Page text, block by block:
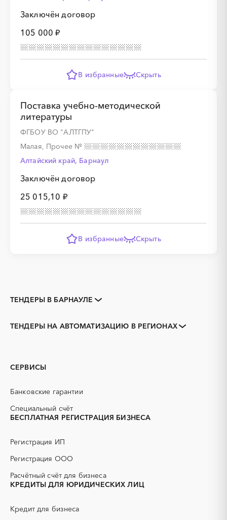
Заключён договор
105 000 ₽
В избранные Скрыть
Поставка учебно-методической
литературы
ФГБОУ ВО "АЛТГПУ"
Малая, Прочее №
Алтайский край, Барнаул
Заключён договор
25 015,10 ₽
В избранные Скрыть
ТЕНДЕРЫ В БАРНАУЛЕ
Тендеры заводов
1С
PR
АЭС
активные добавки)
ЖБИ
ИБП
КИП (контрольно-
КТП
ТЕНДЕРЫ НА АВТОМАТИЗАЦИЮ В РЕГИОНАХ
Новоалтайск
СЕРВИСЫ
Банковские гарантии
Специальный счёт
БЕСПЛАТНАЯ РЕГИСТРАЦИЯ БИЗНЕСА
Регистрация ИП
Регистрация ООО
Расчётный счёт для бизнеса
КРЕДИТЫ ДЛЯ ЮРИДИЧЕСКИХ ЛИЦ
Кредит для бизнеса